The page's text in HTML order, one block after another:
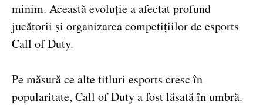
minim. Această evoluție a afectat profund
jucătorii și organizarea competițiilor de esports
Call of Duty.
Pe măsură ce alte titluri esports cresc în
popularitate, Call of Duty a fost lăsată în umbră.